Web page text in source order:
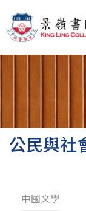
公民與社
中國文學